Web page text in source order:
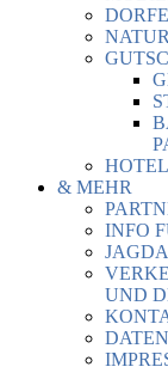
& MEHR
INFO
UND